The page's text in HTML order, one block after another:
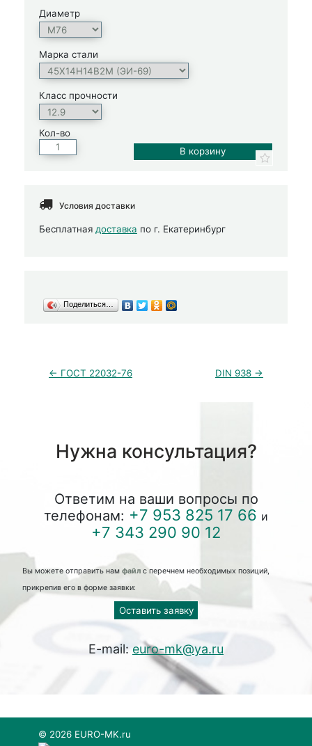
Диаметр
Марка стали
Класс прочности
Кол-во
Условия доставки
Бесплатная доставка по г. Екатеринбург
Поделиться…
← ГОСТ 22032-76 DIN 938 →
Нужна консультация?
Ответим на ваши вопросы по
телефонам: +7 953 825 17 66 и
+7 343 290 90 12
Вы можете отправить нам файлс перечнем необходимых позиций,
прикрепив его в форме заявки:
Оставить заявку
E-mail: euro-mk@ya.ru
© 2026 EURO-MK.ru